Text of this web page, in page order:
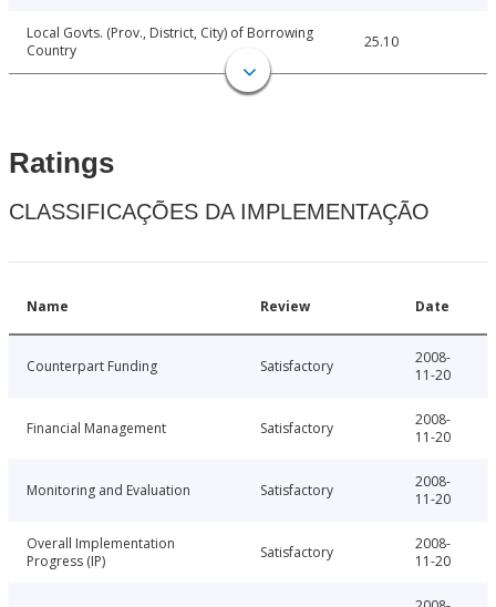
Local Govts. (Prov., District, City) of Borrowing
Country
25.10
Ratings
CLASSIFICAÇÕES DA IMPLEMENTAÇÃO
Name Review Date
Counterpart Funding Satisfactory
2008-
11-20
Financial Management Satisfactory
2008-
11-20
Monitoring and Evaluation Satisfactory
2008-
11-20
Overall Implementation
Progress (IP)
Satisfactory
2008-
11-20